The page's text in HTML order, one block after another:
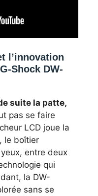
l’innovation
Shock DW-
suite la patte,
pas se faire
LCD joue la
le boîtier
entre deux
qui
la DW-
sans se